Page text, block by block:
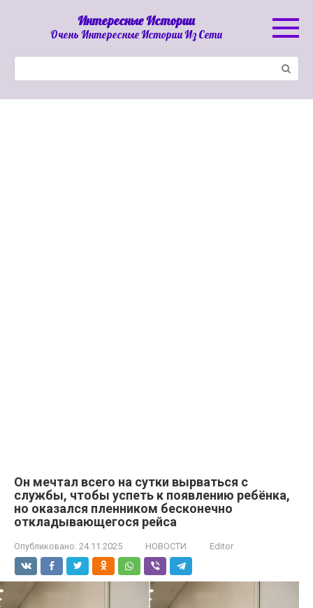
Интересные Истории
Очень Интересные Истории Из Сети
Он мечтал всего на сутки вырваться с
службы, чтобы успеть к появлению ребёнка,
но оказался пленником бесконечно
откладывающегося рейса
Опубликовано: 24.11.2025 НОВОСТИ Editor